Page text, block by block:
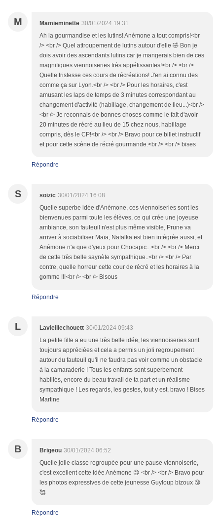
M Mamieminette 30/01/2024 19:31
Ah la gourmandise et les lutins! Anémone a tout compris!<br
/> <br /> Quel attroupement de lutins autour d'elle 🤣 Bon je
dois avoir des ascendants lutins car je mangerais bien de ces
magnifiques viennoiseries très appétissantes!<br /> <br />
Quelle tristesse ces cours de récréations! J'en ai connu des
comme ça sur Lyon.<br /> <br /> Pour les horaires, c'est
amusant les laps de temps de 3 minutes correspondant au
changement d'activité (habillage, changement de lieu...)<br />
<br /> Je reconnais de bonnes choses comme le fait d'avoir
20 minutes de récré au lieu de 15 chez nous, habillage
compris, dès le CP!<br /> <br /> Bravo pour ce billet instructif
et pour cette scène de récré gourmande.<br /> <br /> bises
Répondre
S soizic 30/01/2024 16:08
Quelle superbe idée d'Anémone, ces viennoiseries sont les
bienvenues parmi toute les élèves, ce qui crée une joyeuse
ambiance, son fauteuil n'est plus même visible, Prune va
arriver à sociabiliser Maïa, Natalka est bien intégrée aussi, et
Anémone n'a que d'yeux pour Chocapic...<br /> <br /> Merci
de cette très belle saynète sympathique..<br /> <br /> Par
contre, quelle horreur cette cour de récré et les horaires à la
gomme !!!<br /> <br /> Bisous
Répondre
L Lavieillechouett 30/01/2024 09:43
La petite fille a eu une très belle idée, les viennoiseries sont
toujours appréciées et cela a permis un joli regroupement
autour du fauteuil qu'il ne faudra pas voir comme un obstacle
à la camaraderie ! Tous les enfants sont superbement
habillés, encore du beau travail de ta part et un réalisme
sympathique ! Les regards, les gestes, tout y est, bravo ! Bises
Martine
Répondre
B Brigeou 30/01/2024 06:52
Quelle jolie classe regroupée pour une pause viennoiserie,
c'est excellent cette idée Anémone 😉 <br /> <br /> Bravo pour
les photos expressives de cette jeunesse Guyloup bizoux 😘
🥰
Répondre